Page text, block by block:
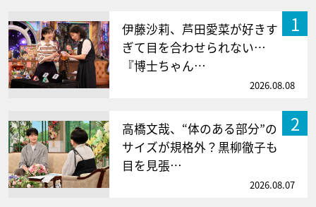
1
伊藤沙莉、芦田愛菜が好きす
ぎて目を合わせられない…
『博士ちゃん…
2026.08.08
2
高橋文哉、“体のある部分”の
サイズが規格外？黒柳徹子も
目を見張…
2026.08.07